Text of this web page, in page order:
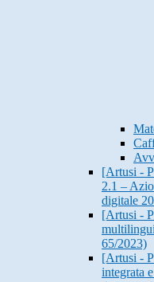
[Artusi -
2.1 –
digitale
[Artusi -
65/2023)
[Artusi -
integrata